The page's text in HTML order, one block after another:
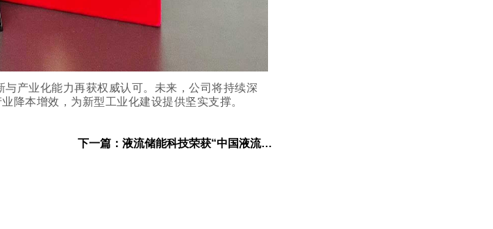
产业化能力再获权威认可。未来，公司将持续深
降本增效，为新型工业化建设提供坚实支撑。
下一篇： 液流储能科技荣获“中国液流电池储能创新突破奖”｜以技术实力助推长时储能